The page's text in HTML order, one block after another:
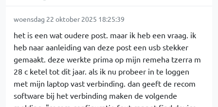
woensdag 22 oktober 2025 18:25:39
het is een wat oudere post. maar ik heb een vraag. ik
heb naar aanleiding van deze post een usb stekker
gemaakt. deze werkte prima op mijn remeha tzerra m
28 c ketel tot dit jaar. als ik nu probeer in te loggen
met mijn laptop vast verbinding. dan geeft de recom
software bij het verbinding maken de volgende